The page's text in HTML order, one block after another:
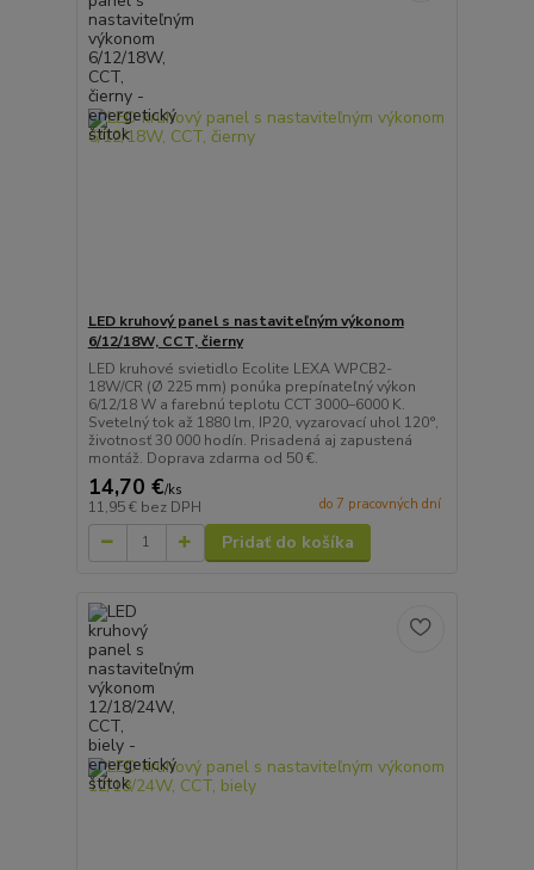
LED kruhový panel s nastaviteľným výkonom
6/12/18W, CCT, čierny
LED kruhové svietidlo Ecolite LEXA WPCB2-
18W/CR (Ø 225 mm) ponúka prepínateľný výkon
6/12/18 W a farebnú teplotu CCT 3000–6000 K.
Svetelný tok až 1880 lm, IP20, vyzarovací uhol 120°,
životnosť 30 000 hodín. Prisadená aj zapustená
montáž. Doprava zdarma od 50 €.
14,70 €/ks
11,95 € bez DPH do 7 pracovných dní
Pridať do košíka